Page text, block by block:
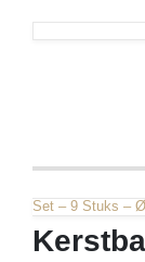
Set – 9 Stuks –